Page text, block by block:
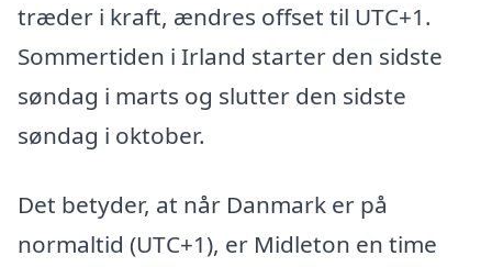
træder i kraft, ændres offset til UTC+1.
Sommertiden i Irland starter den sidste
søndag i marts og slutter den sidste
søndag i oktober.
Det betyder, at når Danmark er på
normaltid (UTC+1), er Midleton en time